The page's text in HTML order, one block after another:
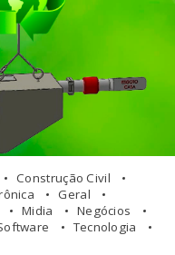
Construção Civil
Geral
Midia
Negócios
Tecnologia